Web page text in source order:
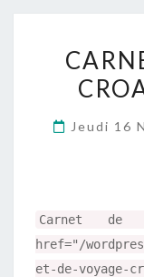
Jeudi 16
Carnet
href="/
et-de-